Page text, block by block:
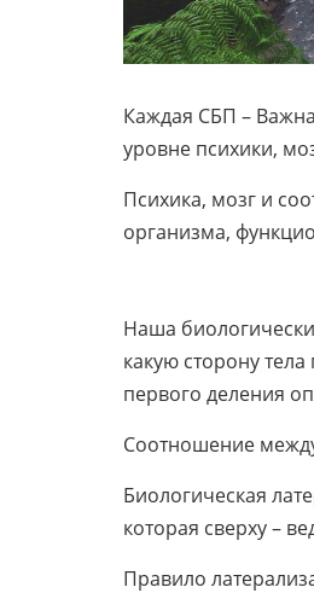
Каждая СБП –
уровне психики,
Психика, мозг и
организма,
Наша
какую сторону
первого деления
Соотношение
Биологическая
которая сверху –
Правило